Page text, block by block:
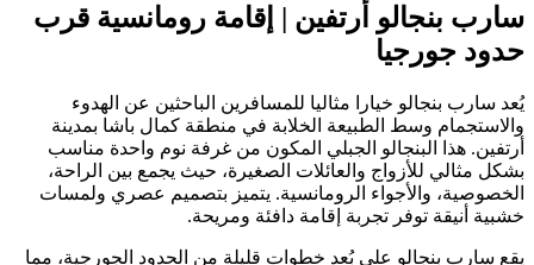
سارب بنجالو أرتفين | إقامة رومانسية قرب
حدود جورجيا
يُعد سارب بنجالو خيارا مثاليا للمسافرين الباحثين عن الهدوء
والاستجمام وسط الطبيعة الخلابة في منطقة كمال باشا بمدينة
أرتفين. هذا البنجالو الجبلي المكون من غرفة نوم واحدة مناسب
بشكل مثالي للأزواج والعائلات الصغيرة، حيث يجمع بين الراحة،
الخصوصية، والأجواء الرومانسية. يتميز بتصميم عصري ولمسات
خشبية أنيقة توفر تجربة إقامة دافئة ومريحة.
يقع سارب بنجالو على بُعد خطوات قليلة من الحدود الجورجية، مما